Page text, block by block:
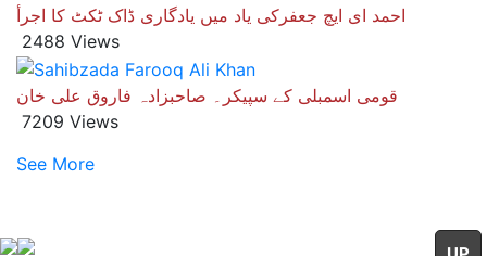
احمد ای ایچ جعفرکی یاد میں یادگاری ڈاک ٹکٹ کا اجرأ
2488 Views
قومی اسمبلی کے سپیکر۔ صاحبزادہ فاروق علی خان
7209 Views
See More